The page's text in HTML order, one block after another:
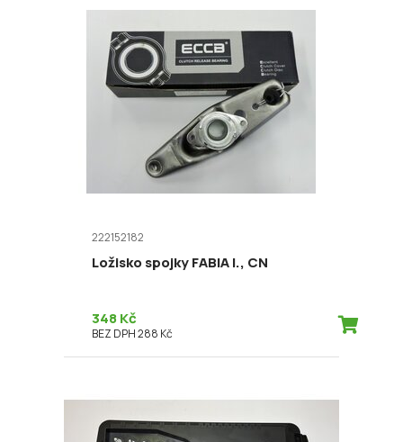
222152182
Ložisko spojky FABIA I., CN
348 Kč
BEZ DPH 288 Kč